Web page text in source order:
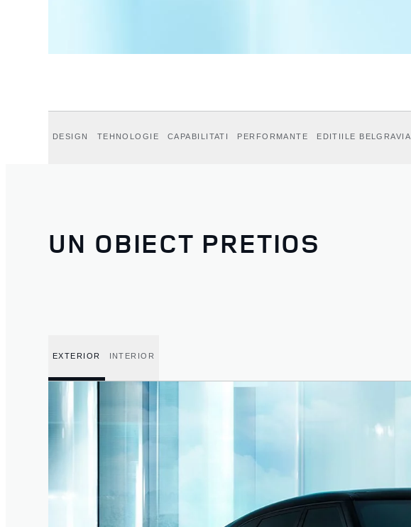
DESIGN TEHNOLOGIE CAPABILITATI PERFORMANTE EDITIILE BELGRAVIA
UN OBIECT PRETIOS
EXTERIOR INTERIOR